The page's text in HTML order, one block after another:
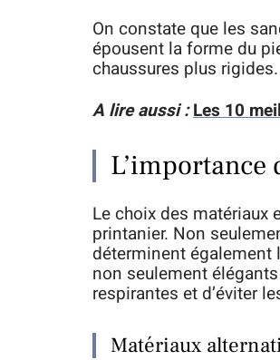
On constate que les
épousent la forme du
chaussures plus rigides.
A lire aussi :Les 10
L’importance
Le choix des matériaux
printanier. Non
déterminent également
non seulement
respirantes et d’éviter
Matériaux